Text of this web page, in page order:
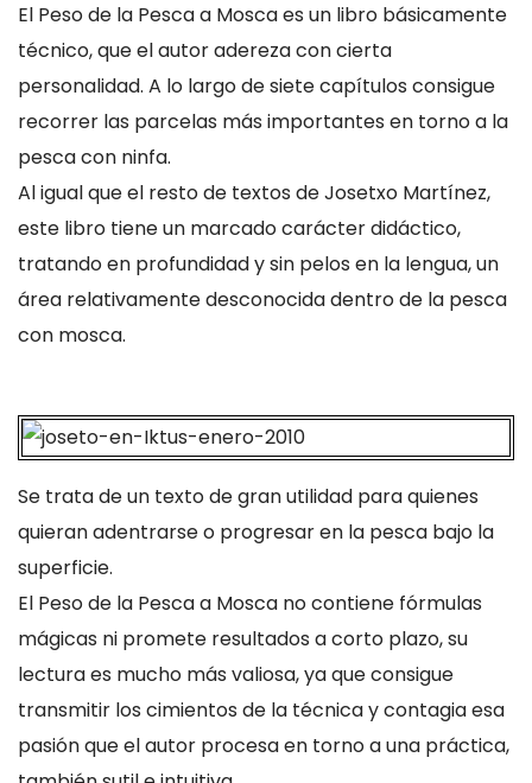
El Peso de la Pesca a Mosca es un libro básicamente
técnico, que el autor adereza con cierta
personalidad. A lo largo de siete capítulos consigue
recorrer las parcelas más importantes en torno a la
pesca con ninfa.
Al igual que el resto de textos de Josetxo Martínez,
este libro tiene un marcado carácter didáctico,
tratando en profundidad y sin pelos en la lengua, un
área relativamente desconocida dentro de la pesca
con mosca.
Se trata de un texto de gran utilidad para quienes
quieran adentrarse o progresar en la pesca bajo la
superficie.
El Peso de la Pesca a Mosca no contiene fórmulas
mágicas ni promete resultados a corto plazo, su
lectura es mucho más valiosa, ya que consigue
transmitir los cimientos de la técnica y contagia esa
pasión que el autor procesa en torno a una práctica,